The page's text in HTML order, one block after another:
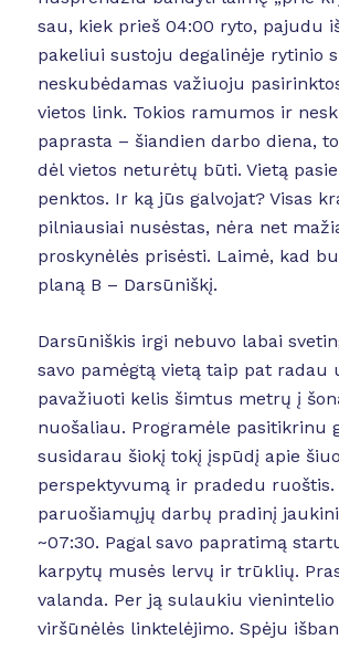
sau, kiek prieš 04:00 ryto, pajudu
pakeliui sustoju degalinėje rytinio
neskubėdamas važiuoju
vietos link. Tokios ramumos ir
paprasta – šiandien darbo diena,
dėl vietos neturėtų būti. Vietą
penktos. Ir ką jūs galvojat? Visas
pilniausiai nusėstas, nėra net
proskynėlės prisėsti. Laimė, kad
planą B – Darsūniškį.
Darsūniškis irgi nebuvo labai
savo pamėgtą vietą taip pat radau
pavažiuoti kelis šimtus metrų į
nuošaliau. Programėle pasitikrinu
susidarau šiokį tokį įspūdį apie
perspektyvumą ir pradedu ruoštis.
paruošiamųjų darbų pradinį
~07:30. Pagal savo papratimą
karpytų musės lervų ir trūklių.
valanda. Per ją sulaukiu
viršūnėlės linktelėjimo. Spėju